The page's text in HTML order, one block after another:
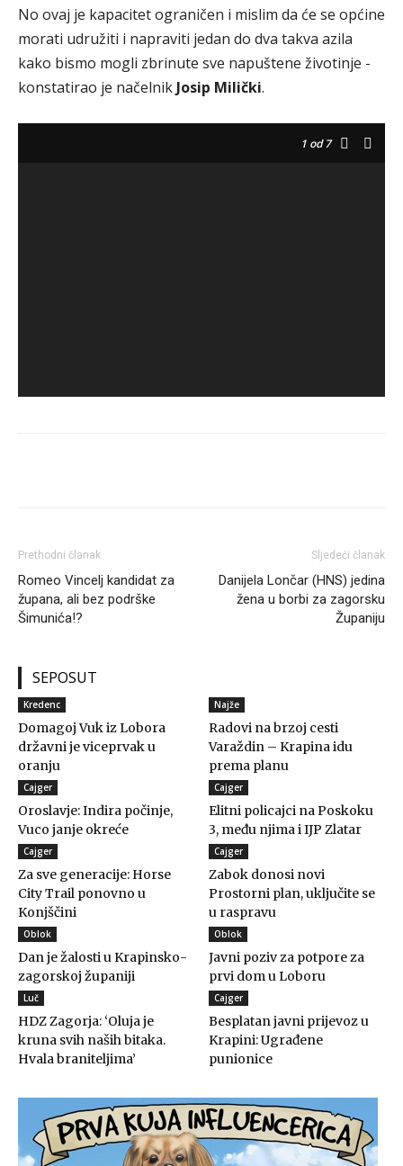
No ovaj je kapacitet ograničen i mislim da će se općine
morati udružiti i napraviti jedan do dva takva azila
kako bismo mogli zbrinute sve napuštene životinje -
konstatirao je načelnik Josip Milički.
1 od 7
Prethodni članak
Romeo Vincelj kandidat za
župana, ali bez podrške
Šimunića!?
Sljedeći članak
Danijela Lončar (HNS) jedina
žena u borbi za zagorsku
Županiju
SEPOSUT
Kredenc
Domagoj Vuk iz Lobora
državni je viceprvak u
oranju
Najže
Radovi na brzoj cesti
Varaždin – Krapina idu
prema planu
Cajger
Oroslavje: Indira počinje,
Vuco janje okreće
Cajger
Elitni policajci na Poskoku
3, među njima i IJP Zlatar
Cajger
Za sve generacije: Horse
City Trail ponovno u
Konjščini
Cajger
Zabok donosi novi
Prostorni plan, uključite se
u raspravu
Oblok
Dan je žalosti u Krapinsko-
zagorskoj županiji
Oblok
Javni poziv za potpore za
prvi dom u Loboru
Luč
HDZ Zagorja: ‘Oluja je
kruna svih naših bitaka.
Hvala braniteljima’
Cajger
Besplatan javni prijevoz u
Krapini: Ugrađene
punionice